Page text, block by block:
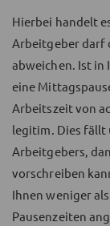
Hierbei handelt
Arbeitgeber darf
abweichen. Ist in
eine
Arbeitszeit von
legitim. Dies fällt
Arbeitgebers,
vorschreiben
Ihnen weniger
Pausenzeiten